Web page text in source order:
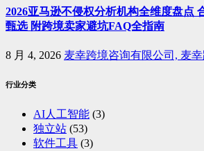
2026亚马逊不侵权分析机构全维度盘点
甄选 附跨境卖家避坑FAQ全指南
8 月 4, 2026 麦幸跨境咨询有限公司, 麦
行业分类
AI人工智能 (3)
独立站 (53)
软件工具 (3)